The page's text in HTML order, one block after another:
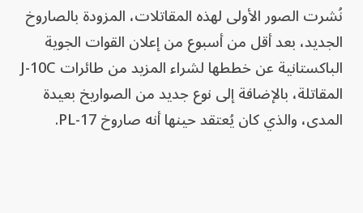
نُشرت الصور الأولى لهذه المقاتلات، المزودة بالصاروخ
الجديد، بعد أقل من أسبوع من إعلان القوات الجوية
الباكستانية عن خططها لشراء المزيد من طائرات J-10C
المقاتلة، بالإضافة إلى نوع جديد من الصواريخ بعيدة
المدى، والذي كان يُعتقد حينها أنه صاروخ PL-17.